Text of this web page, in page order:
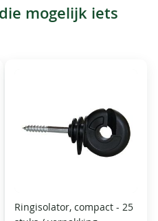
mogelijk iets
Ringisolator, compact - 25